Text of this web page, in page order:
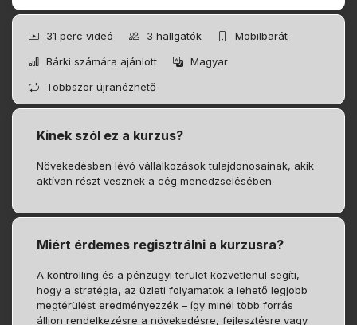
31 perc videó 3 hallgatók
Mobilbarát
Bárki számára ajánlott
Magyar
Többször újranézhető
Kinek szól ez a kurzus?
Növekedésben lévő vállalkozások tulajdonosainak, akik
aktívan részt vesznek a cég menedzselésében.
Miért érdemes regisztrálni a kurzusra?
A kontrolling és a pénzügyi terület közvetlenül segíti,
hogy a stratégia, az üzleti folyamatok a lehető legjobb
megtérülést eredményezzék – így minél több forrás
álljon rendelkezésre a növekedésre, fejlesztésre vagy